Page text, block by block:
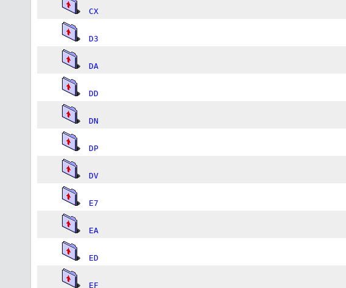
CX
D3
DA
DD
DN
DP
DV
E7
EA
ED
EF